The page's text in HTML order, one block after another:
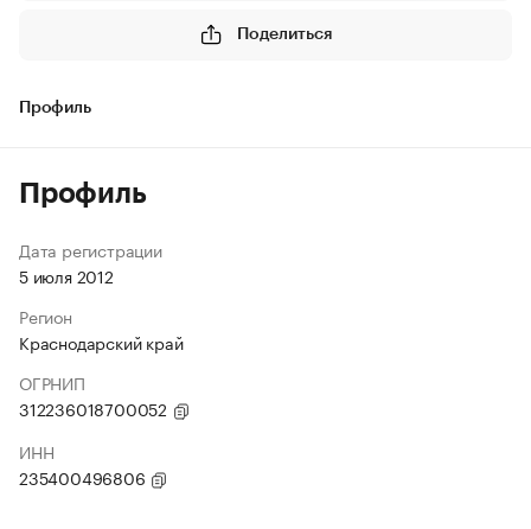
Поделиться
Профиль
Профиль
Дата регистрации
5 июля 2012
Регион
Краснодарский край
ОГРНИП
312236018700052
ИНН
235400496806